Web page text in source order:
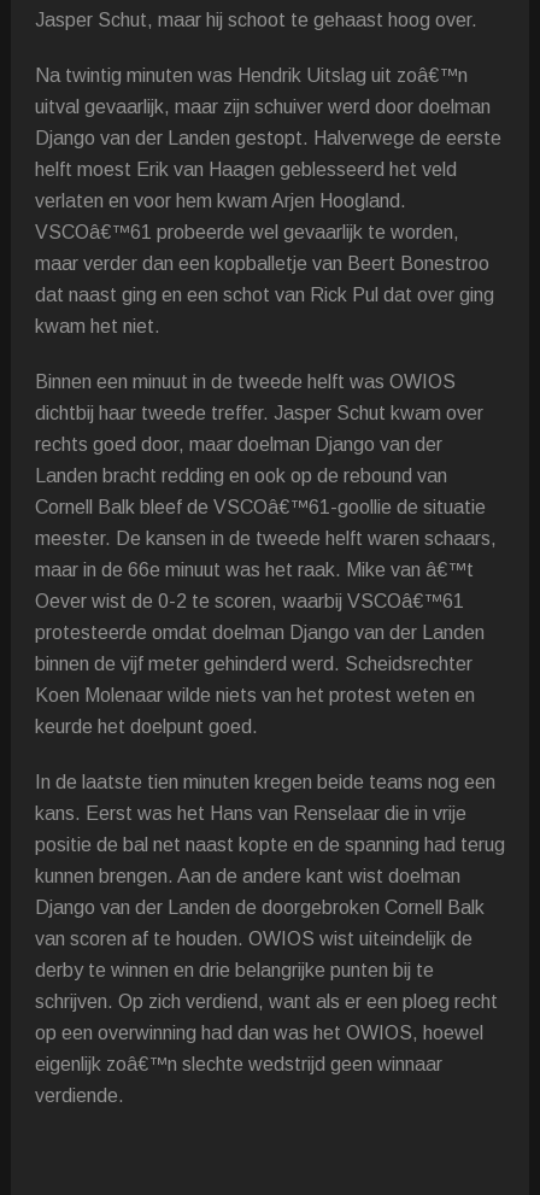
Jasper Schut, maar hij schoot te gehaast hoog over.
Na twintig minuten was Hendrik Uitslag uit zoâ€™n
uitval gevaarlijk, maar zijn schuiver werd door doelman
Django van der Landen gestopt. Halverwege de eerste
helft moest Erik van Haagen geblesseerd het veld
verlaten en voor hem kwam Arjen Hoogland.
VSCOâ€™61 probeerde wel gevaarlijk te worden,
maar verder dan een kopballetje van Beert Bonestroo
dat naast ging en een schot van Rick Pul dat over ging
kwam het niet.
Binnen een minuut in de tweede helft was OWIOS
dichtbij haar tweede treffer. Jasper Schut kwam over
rechts goed door, maar doelman Django van der
Landen bracht redding en ook op de rebound van
Cornell Balk bleef de VSCOâ€™61-goollie de situatie
meester. De kansen in de tweede helft waren schaars,
maar in de 66e minuut was het raak. Mike van â€™t
Oever wist de 0-2 te scoren, waarbij VSCOâ€™61
protesteerde omdat doelman Django van der Landen
binnen de vijf meter gehinderd werd. Scheidsrechter
Koen Molenaar wilde niets van het protest weten en
keurde het doelpunt goed.
In de laatste tien minuten kregen beide teams nog een
kans. Eerst was het Hans van Renselaar die in vrije
positie de bal net naast kopte en de spanning had terug
kunnen brengen. Aan de andere kant wist doelman
Django van der Landen de doorgebroken Cornell Balk
van scoren af te houden. OWIOS wist uiteindelijk de
derby te winnen en drie belangrijke punten bij te
schrijven. Op zich verdiend, want als er een ploeg recht
op een overwinning had dan was het OWIOS, hoewel
eigenlijk zoâ€™n slechte wedstrijd geen winnaar
verdiende.